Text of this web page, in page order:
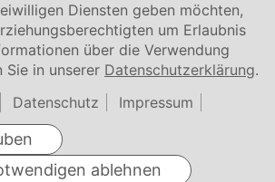
Diensten geben möchten,
um Erlaubnis
über die Verwendung
Sie in unserer Datenschutzerklärung.
Datenschutz Impressum
ablehnen